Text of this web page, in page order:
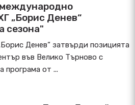
„Борис Денев“
сезона"
Денев“ затвърди позицията
във Велико Търново с
програма от ...